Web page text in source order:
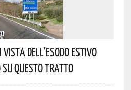
Dell’esodo Estivo
Su Questo Tratto